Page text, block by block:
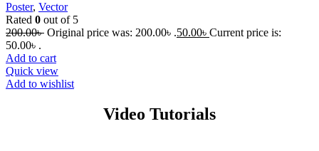
Poster, Vector
Rated 0 out of 5
200.00৳ Original price was: 200.00৳ .50.00৳ Current price is:
50.00৳ .
Add to cart
Quick view
Add to wishlist
Video Tutorials